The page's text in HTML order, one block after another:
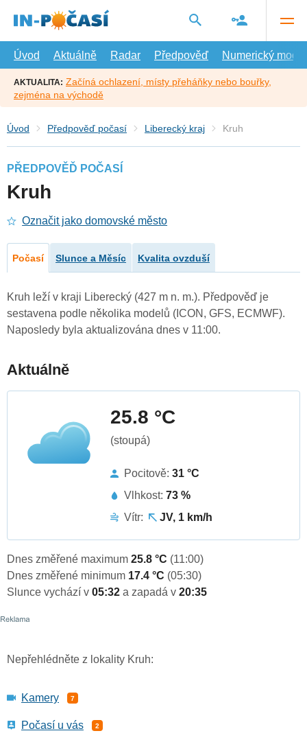
hlavní
Úvod
Aktuálně Radar Předpověď Numerický model
AKTUALITA: Začíná ochlazení, místy přeháňky nebo bouřky,
zejména na východě
Úvod Předpověď počasí Liberecký kraj Kruh
PŘEDPOVĚĎ POČASÍ
Kruh
Označit jako domovské město
Počasí Slunce a Měsíc Kvalita ovzduší
Kruh leží v kraji Liberecký (427 m n. m.). Předpověď je
sestavena podle několika modelů (ICON, GFS, ECMWF).
Naposledy byla aktualizována dnes v 11:00.
Aktuálně
25.8 °C
(stoupá)
Pocitově: 31 °C
Vlhkost: 73 %
Vítr:
JV, 1 km/h
Dnes změřené maximum 25.8 °C (11:00)
Dnes změřené minimum 17.4 °C (05:30)
Slunce vychází v 05:32 a zapadá v 20:35
Nepřehlédněte z lokality Kruh:
Kamery 7
Počasí u vás 2